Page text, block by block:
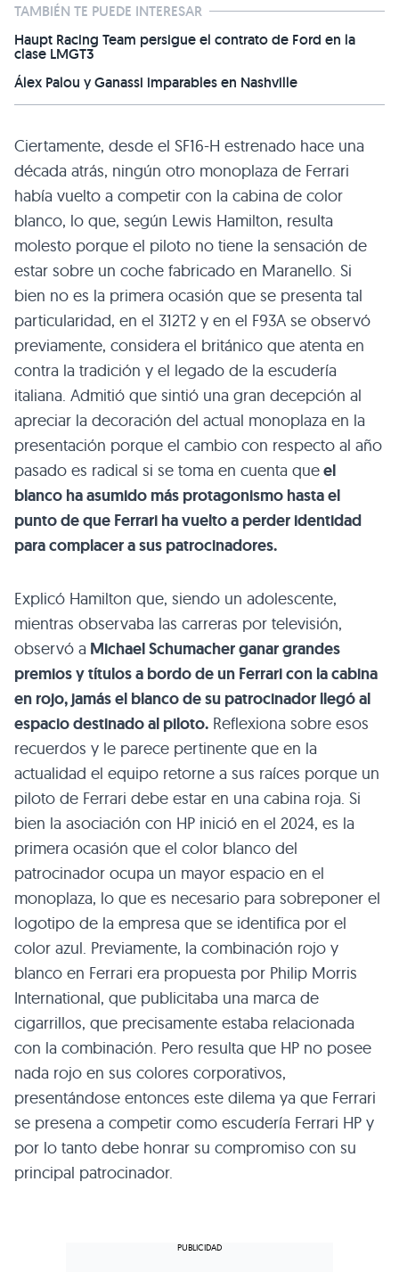
TAMBIÉN TE PUEDE INTERESAR
Haupt Racing Team persigue el contrato de Ford en la
clase LMGT3
Álex Palou y Ganassi imparables en Nashville
Ciertamente, desde el SF16-H estrenado hace una
década atrás, ningún otro monoplaza de Ferrari
había vuelto a competir con la cabina de color
blanco, lo que, según Lewis Hamilton, resulta
molesto porque el piloto no tiene la sensación de
estar sobre un coche fabricado en Maranello. Si
bien no es la primera ocasión que se presenta tal
particularidad, en el 312T2 y en el F93A se observó
previamente, considera el británico que atenta en
contra la tradición y el legado de la escudería
italiana. Admitió que sintió una gran decepción al
apreciar la decoración del actual monoplaza en la
presentación porque el cambio con respecto al año
pasado es radical si se toma en cuenta queel
blanco ha asumido más protagonismo hasta el
punto de que Ferrari ha vuelto a perder identidad
para complacer a sus patrocinadores.
Explicó Hamilton que, siendo un adolescente,
mientras observaba las carreras por televisión,
observó a Michael Schumacher ganar grandes
premios y títulos a bordo de un Ferrari con la cabina
en rojo, jamás el blanco de su patrocinador llegó al
espacio destinado al piloto. Reflexiona sobre esos
recuerdos y le parece pertinente que en la
actualidad el equipo retorne a sus raíces porque un
piloto de Ferrari debe estar en una cabina roja. Si
bien la asociación con HP inició en el 2024, es la
primera ocasión que el color blanco del
patrocinador ocupa un mayor espacio en el
monoplaza, lo que es necesario para sobreponer el
logotipo de la empresa que se identifica por el
color azul. Previamente, la combinación rojo y
blanco en Ferrari era propuesta por Philip Morris
International, que publicitaba una marca de
cigarrillos, que precisamente estaba relacionada
con la combinación. Pero resulta que HP no posee
nada rojo en sus colores corporativos,
presentándose entonces este dilema ya que Ferrari
se presena a competir como escudería Ferrari HP y
por lo tanto debe honrar su compromiso con su
principal patrocinador.